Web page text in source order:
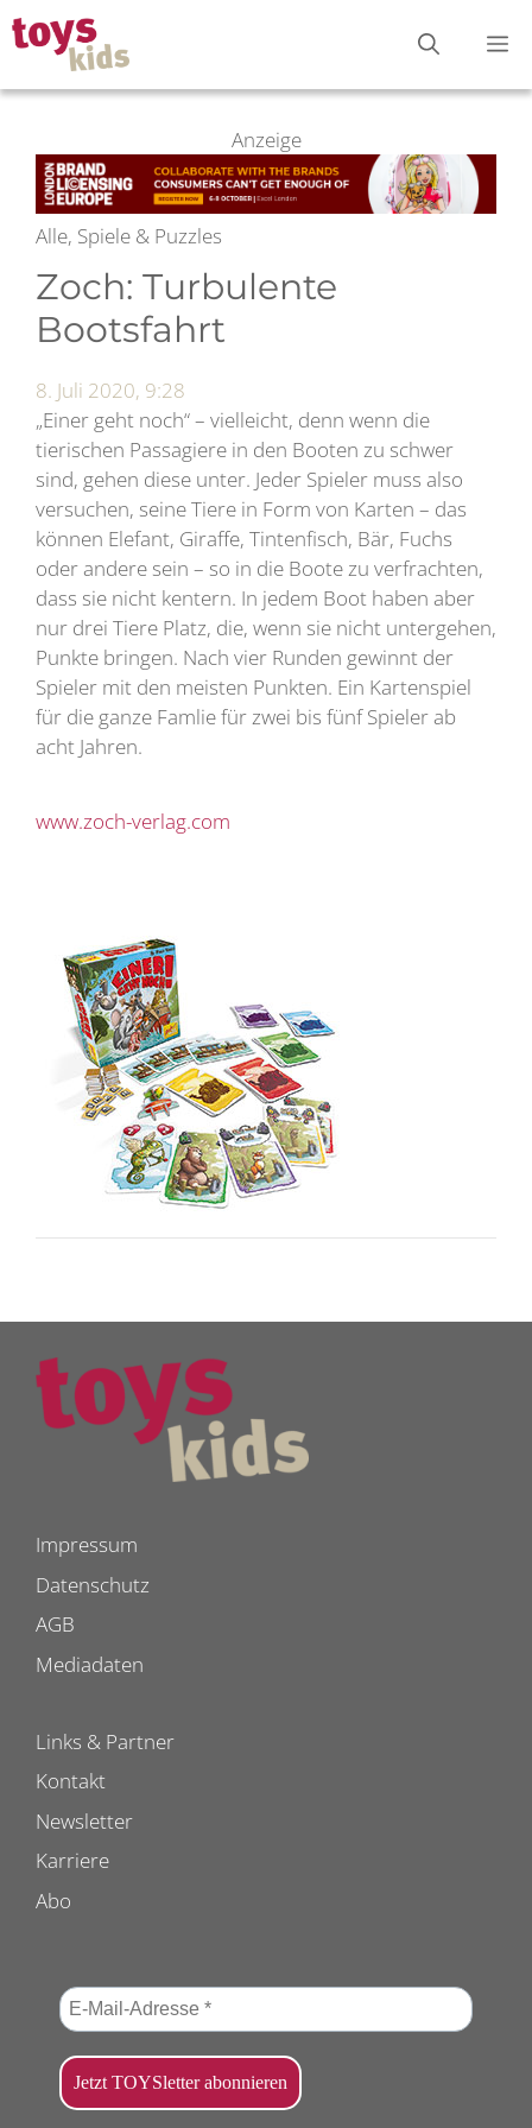
Zum
Inhalt
springen
Anzeige
Alle, Spiele & Puzzles
Zoch: Turbulente
Bootsfahrt
8. Juli 2020, 9:28
„Einer geht noch“ – vielleicht, denn wenn die
tierischen Passagiere in den Booten zu schwer
sind, gehen diese unter. Jeder Spieler muss also
versuchen, seine Tiere in Form von Karten – das
können Elefant, Giraffe, Tintenfisch, Bär, Fuchs
oder andere sein – so in die Boote zu verfrachten,
dass sie nicht kentern. In jedem Boot haben aber
nur drei Tiere Platz, die, wenn sie nicht untergehen,
Punkte bringen. Nach vier Runden gewinnt der
Spieler mit den meisten Punkten. Ein Kartenspiel
für die ganze Famlie für zwei bis fünf Spieler ab
acht Jahren.
www.zoch-verlag.com
Impressum
Datenschutz
AGB
Mediadaten
Links & Partner
Kontakt
Newsletter
Karriere
Abo